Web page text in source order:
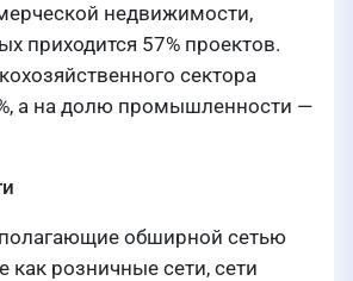
недвижимости,
приходится 57% проектов.
сектора
а на долю промышленности —
обширной сетью
как розничные сети, сети